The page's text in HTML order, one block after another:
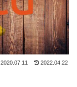
2022.04.22
2020.07.11